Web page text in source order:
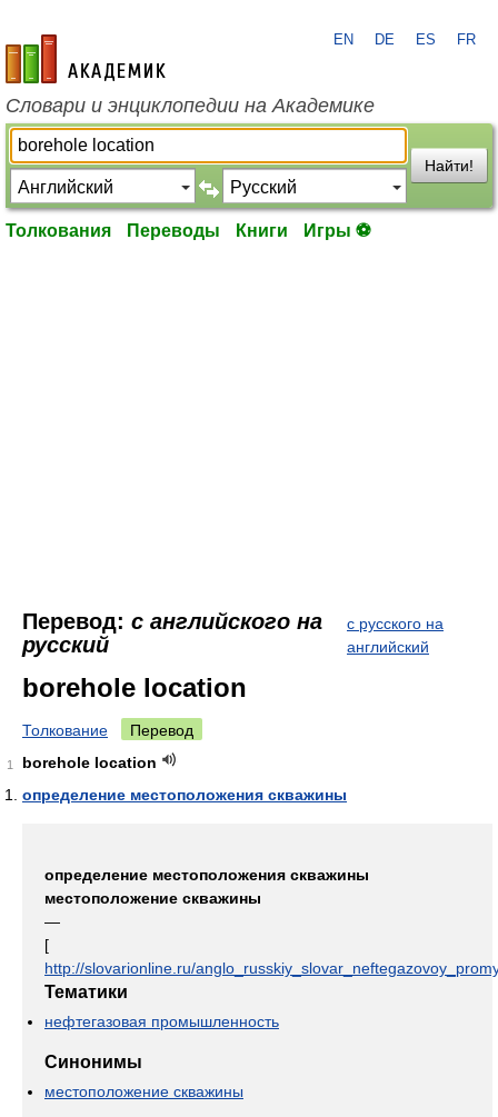
academic.ru
EN DE ES FR
Словари и энциклопедии на Академике
Найти!
Толкования Переводы Книги Игры ⚽
Перевод: с английского на
русский
с русского на
английский
borehole location
Толкование Перевод
1
borehole location
определение местоположения скважины
определение местоположения скважины
местоположение скважины
—
[
http://slovarionline.ru/
Тематики
нефтегазовая промышленность
Синонимы
местоположение скважины